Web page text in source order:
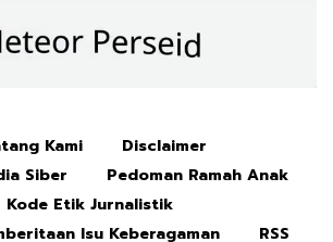
Kami
Disclaimer
Siber
Pedoman Ramah Anak
Kode Etik Jurnalistik
Isu Keberagaman
RSS